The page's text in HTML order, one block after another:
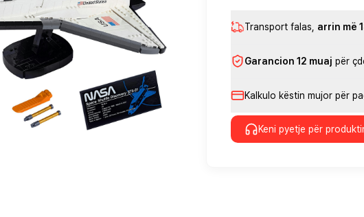
Transport falas arrin më
Garancion 12 muaj për
Kalkulo këstin mujor për
Keni pyetje për